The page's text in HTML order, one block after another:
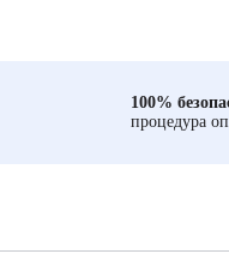
100%
процедура